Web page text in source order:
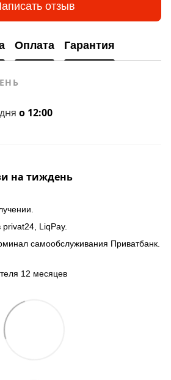
отзыв
Оплата Гарантия
о 12:00
на тиждень
privat24, LiqPay.
самообслуживания Приватбанк.
12 месяцев